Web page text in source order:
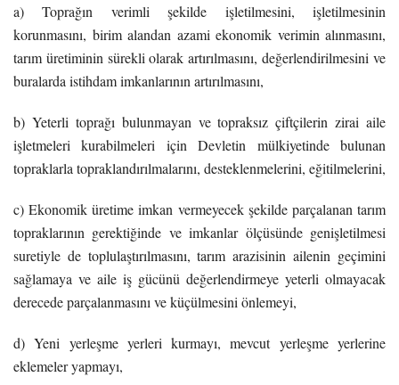
a) Toprağın verimli şekilde işletilmesini, işletilmesinin
korunmasını, birim alandan azami ekonomik verimin alınmasını,
tarım üretiminin sürekli olarak artırılmasını, değerlendirilmesini ve
buralarda istihdam imkanlarının artırılmasını,
b) Yeterli toprağı bulunmayan ve topraksız çiftçilerin zirai aile
işletmeleri kurabilmeleri için Devletin mülkiyetinde bulunan
topraklarla topraklandırılmalarını, desteklenmelerini, eğitilmelerini,
c) Ekonomik üretime imkan vermeyecek şekilde parçalanan tarım
topraklarının gerektiğinde ve imkanlar ölçüsünde genişletilmesi
suretiyle de toplulaştırılmasını, tarım arazisinin ailenin geçimini
sağlamaya ve aile iş gücünü değerlendirmeye yeterli olmayacak
derecede parçalanmasını ve küçülmesini önlemeyi,
d) Yeni yerleşme yerleri kurmayı, mevcut yerleşme yerlerine
eklemeler yapmayı,